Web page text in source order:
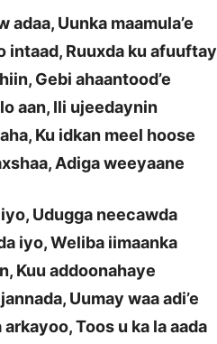
adaa, Uunka maamula’e
intaad, Ruuxda ku afuuftay
Gebi ahaantood’e
aan, Ili ujeedaynin
Ku idkan meel hoose
Adiga weeyaane
Udugga neecawda
iyo, Weliba iimaanka
Kuu addoonahaye
Uumay waa adi’e
Toos u ka la aada